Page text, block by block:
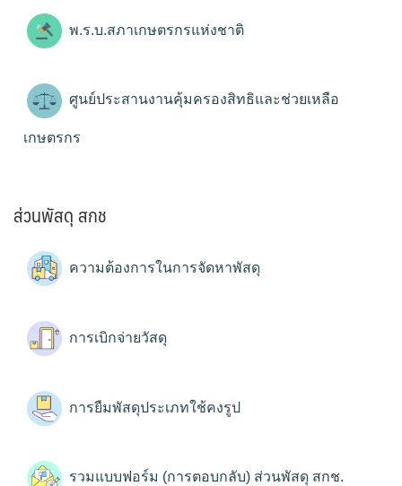
พ.ร.บ.สภาเกษตรกรแห่งชาติ
ศูนย์ประสานงานคุ้มครองสิทธิและช่วยเหลือ
เกษตรกร
ส่วนพัสดุ สกช
ความต้องการในการจัดหาพัสดุ
การเบิกจ่ายวัสดุ
การยืมพัสดุประเภทใช้คงรูป
รวมแบบฟอร์ม (การตอบกลับ) ส่วนพัสดุ สกช.